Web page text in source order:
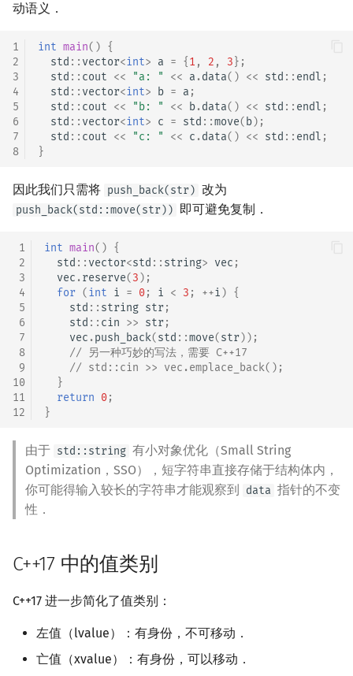
动语义．
1
2
3
4
5
6
7
8
int main() {
std :: vector<int> a = { 1 , 2 , 3 };
std :: cout << "a: " << a .data() << std :: endl ;
std :: vector<int> b = a ;
std :: cout << "b: " << b.data() << std :: endl ;
std :: vector<int> c = std ::move( b);
std :: cout << "c: " << c .data() << std :: endl ;
}
因此我们只需将 push_back(str) 改为
push_back(std::move(str)) 即可避免复制．
1
2
3
4
5
6
7
8
9
10
11
12
int main() {
std :: vector<std :: string> vec ;
vec .reserve(3);
for (int i = 0; i < 3 ; ++i) {
std :: string str;
std :: cin >> str;
vec .push_back(std ::move(str));
// 另一种巧妙的写法，需要 C++17
// std::cin >> vec.emplace_back();
}
return 0;
}
由于 std::string 有小对象优化（Small String
Optimization，SSO），短字符串直接存储于结构体内，
你可能得输入较长的字符串才能观察到 data 指针的不变
性．
C++17 中的值类别
C++17 进一步简化了值类别：
左值（lvalue）：有身份，不可移动．
亡值（xvalue）：有身份，可以移动．